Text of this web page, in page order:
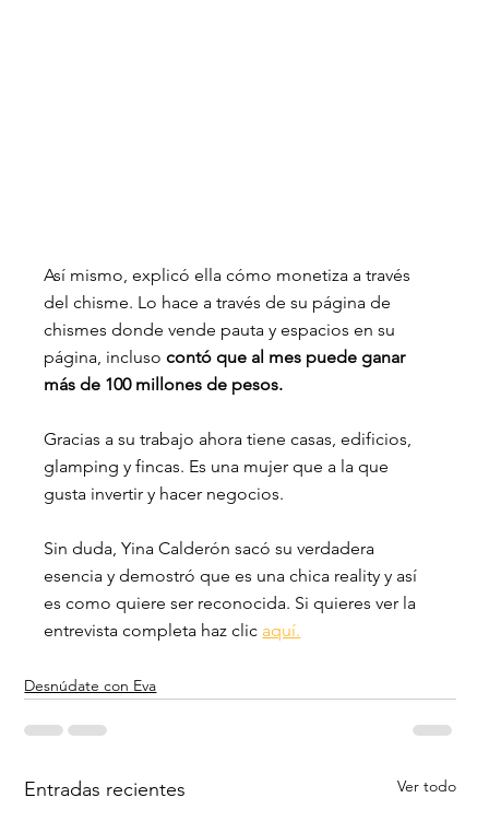
Así mismo, explicó ella cómo monetiza a través
del chisme. Lo hace a través de su página de
chismes donde vende pauta y espacios en su
página, incluso contó que al mes puede ganar
más de 100 millones de pesos.
Gracias a su trabajo ahora tiene casas, edificios,
glamping y fincas. Es una mujer que a la que
gusta invertir y hacer negocios.
Sin duda, Yina Calderón sacó su verdadera
esencia y demostró que es una chica reality y así
es como quiere ser reconocida. Si quieres ver la
entrevista completa haz clic aquí.
Desnúdate con Eva
Entradas recientes Ver todo